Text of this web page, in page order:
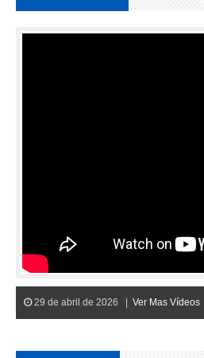
29 de abril de 2026 | Ver Mas Vídeos